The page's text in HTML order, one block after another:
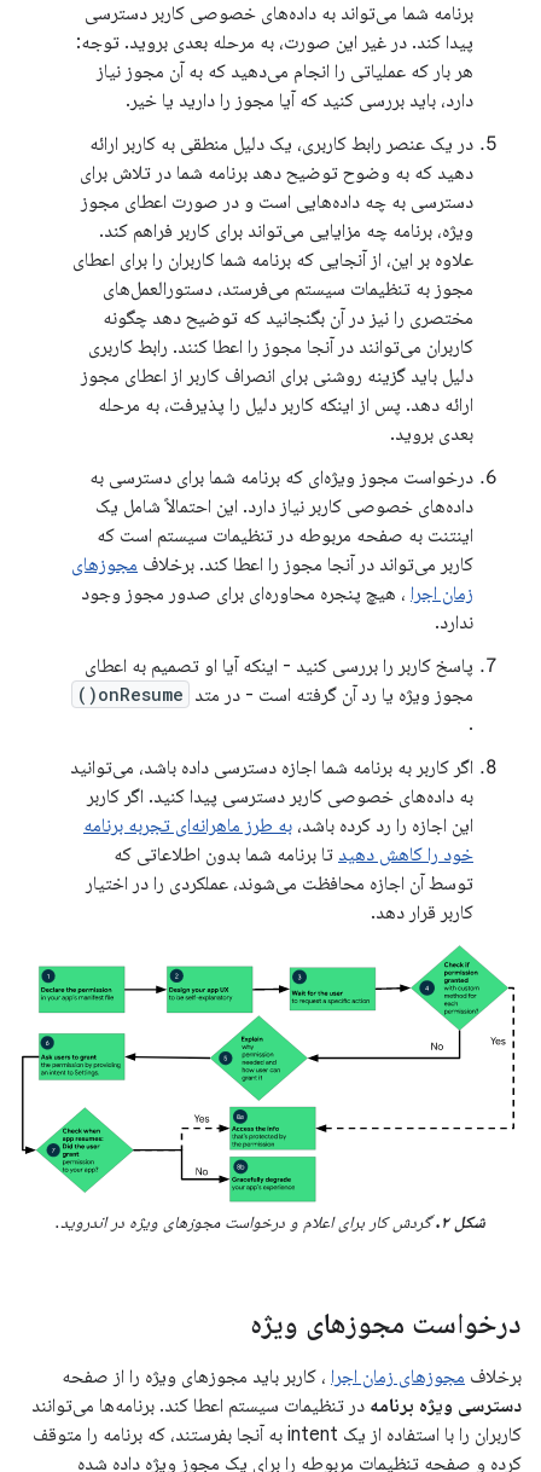
برنامه شما می‌تواند به داده‌های خصوصی کاربر دسترسی
پیدا کند. در غیر این صورت، به مرحله بعدی بروید. توجه:
هر بار که عملیاتی را انجام می‌دهید که به آن مجوز نیاز
دارد، باید بررسی کنید که آیا مجوز را دارید یا خیر.
در یک عنصر رابط کاربری، یک دلیل منطقی به کاربر ارائه
دهید که به وضوح توضیح دهد برنامه شما در تلاش برای
دسترسی به چه داده‌هایی است و در صورت اعطای مجوز
ویژه، برنامه چه مزایایی می‌تواند برای کاربر فراهم کند.
علاوه بر این، از آنجایی که برنامه شما کاربران را برای اعطای
مجوز به تنظیمات سیستم می‌فرستد، دستورالعمل‌های
مختصری را نیز در آن بگنجانید که توضیح دهد چگونه
کاربران می‌توانند در آنجا مجوز را اعطا کنند. رابط کاربری
دلیل باید گزینه روشنی برای انصراف کاربر از اعطای مجوز
ارائه دهد. پس از اینکه کاربر دلیل را پذیرفت، به مرحله
بعدی بروید.
درخواست مجوز ویژه‌ای که برنامه شما برای دسترسی به
داده‌های خصوصی کاربر نیاز دارد. این احتمالاً شامل یک
اینتنت به صفحه مربوطه در تنظیمات سیستم است که
کاربر می‌تواند در آنجا مجوز را اعطا کند. برخلاف مجوزهای
زمان اجرا ، هیچ پنجره محاوره‌ای برای صدور مجوز وجود
ندارد.
پاسخ کاربر را بررسی کنید - اینکه آیا او تصمیم به اعطای
مجوز ویژه یا رد آن گرفته است - در متد onResume()
.
اگر کاربر به برنامه شما اجازه دسترسی داده باشد، می‌توانید
به داده‌های خصوصی کاربر دسترسی پیدا کنید. اگر کاربر
این اجازه را رد کرده باشد، به طرز ماهرانه‌ای تجربه برنامه
خود را کاهش دهید تا برنامه شما بدون اطلاعاتی که
توسط آن اجازه محافظت می‌شوند، عملکردی را در اختیار
کاربر قرار دهد.
شکل ۲. گردش کار برای اعلام و درخواست مجوزهای ویژه در اندروید.
درخواست مجوزهای ویژه
برخلاف مجوزهای زمان اجرا ، کاربر باید مجوزهای ویژه را از صفحه
دسترسی ویژه برنامه در تنظیمات سیستم اعطا کند. برنامه‌ها می‌توانند
کاربران را با استفاده از یک intent به آنجا بفرستند، که برنامه را متوقف
کرده و صفحه تنظیمات مربوطه را برای یک مجوز ویژه داده شده